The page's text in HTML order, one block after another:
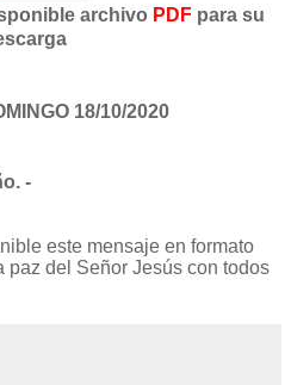
archivo PDFpara su
18/10/2020
-
este mensaje en formato
paz del Señor Jesús con todos